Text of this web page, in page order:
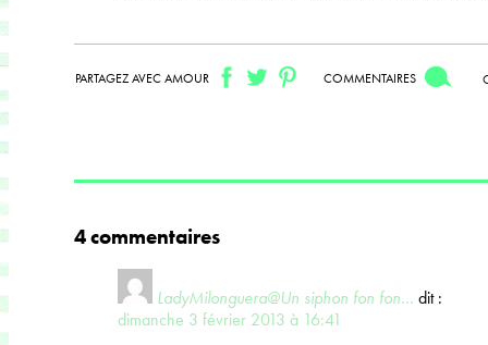
PARTAGEZ AVEC AMOUR COMMENTAIRES
4 commentaires
LadyMilonguera@Un siphon fon fon... dit :
dimanche 3 février 2013 à 16:41